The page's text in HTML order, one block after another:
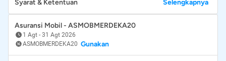
Syarat & Ketentuan Selengkapnya
Asuransi Mobil - ASMOBMERDEKA20
1 Agt - 31 Agt 2026
ASMOBMERDEKA20 Gunakan